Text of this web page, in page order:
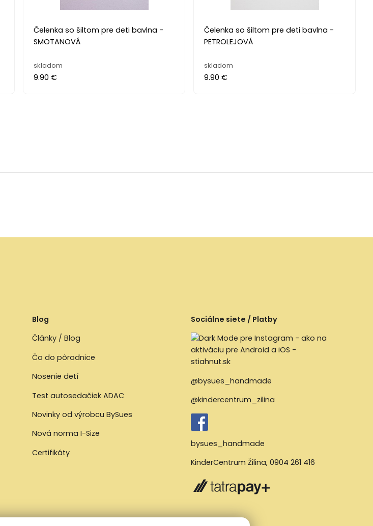
Čelenka so šiltom pre deti bavlna -
SMOTANOVÁ
skladom
9.90 €
Čelenka so šiltom pre deti bavlna -
PETROLEJOVÁ
skladom
9.90 €
Blog
Články / Blog
Čo do pôrodnice
Nosenie detí
Test autosedačiek ADAC
Novinky od výrobcu BySues
Nová norma I-Size
Certifikáty
Sociálne siete / Platby
@bysues_handmade
@kindercentrum_zilina
bysues_handmade
KinderCentrum Žilina,0904 261 416